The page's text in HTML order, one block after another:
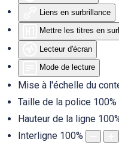
Liens en surbrillance
Mettre les titres en
Lecteur d'écran
Mode de lecture
Mise à l'échelle du
Taille de la police 100%
Hauteur de la ligne 100
Interligne 100%